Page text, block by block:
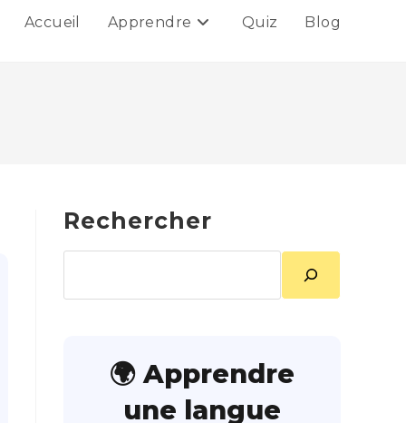
Accueil Apprendre Quiz Blog
Rechercher
🌍 Apprendre
une langue